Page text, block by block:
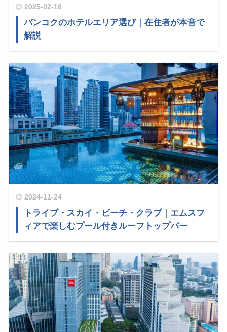
2025-02-16
バンコクのホテルエリア選び｜在住者が本音で
解説
2024-11-24
トライブ・スカイ・ビーチ・クラブ｜エムスフ
ィアで楽しむプール付きルーフトップバー